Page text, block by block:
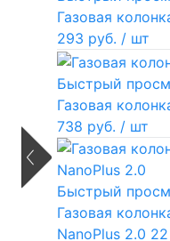
Газовая
293 руб. / шт
Быстрый
Газовая
738 руб. / шт
Быстрый
Газовая
NanoPlus 2.0